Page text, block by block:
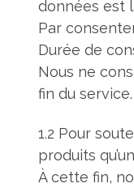
données est
Par
Durée de
Nous ne
fin du service.
1.2 Pour
produits
À cette fin,